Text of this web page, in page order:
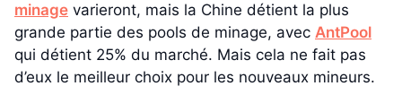
minage varieront, mais la Chine détient la plus
grande partie des pools de minage, avec AntPool
qui détient 25% du marché. Mais cela ne fait pas
d’eux le meilleur choix pour les nouveaux mineurs.